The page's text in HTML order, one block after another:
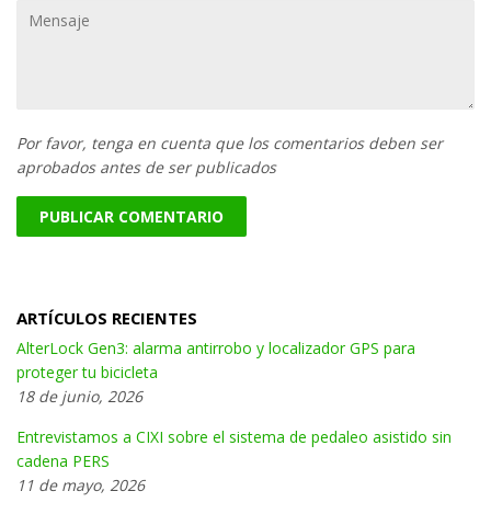
Mensaje
Por favor, tenga en cuenta que los comentarios deben ser
aprobados antes de ser publicados
ARTÍCULOS RECIENTES
AlterLock Gen3: alarma antirrobo y localizador GPS para
proteger tu bicicleta
18 de junio, 2026
Entrevistamos a CIXI sobre el sistema de pedaleo asistido sin
cadena PERS
11 de mayo, 2026